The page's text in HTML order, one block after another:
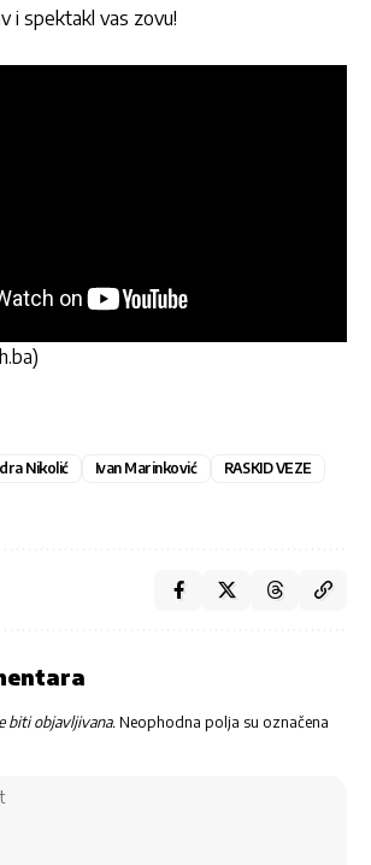
i spektakl vas zovu!
Nikolić Ivan Marinković
RASKID VEZE
biti objavljivana.Neophodna polja su označena